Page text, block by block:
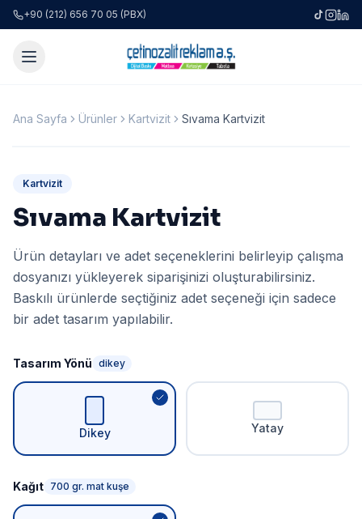
+90 (212) 656 70 05 (PBX)
Ana Sayfa Ürünler Kartvizit Sıvama Kartvizit
Kartvizit
Sıvama Kartvizit
Ürün detayları ve adet seçeneklerini belirleyip çalışma
dosyanızı yükleyerek siparişinizi oluşturabilirsiniz.
Baskılı ürünlerde seçtiğiniz adet seçeneği için sadece
bir adet tasarım yapılabilir.
Tasarım Yönü dikey
Dikey Yatay
Kağıt 700 gr. mat kuşe